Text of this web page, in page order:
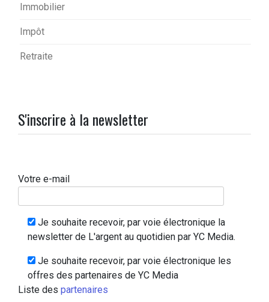
Immobilier
Impôt
Retraite
S'inscrire à la newsletter
Votre e-mail
Je souhaite recevoir, par voie électronique la
newsletter de L'argent au quotidien par YC Media.
Je souhaite recevoir, par voie électronique les
offres des partenaires de YC Media
Liste des partenaires